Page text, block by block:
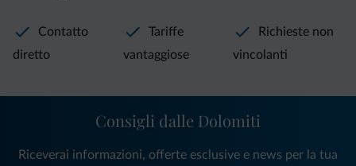
Contatto
diretto
Tariffe
vantaggiose
Richieste non
vincolanti
Consigli dalle Dolomiti
Riceverai informazioni, offerte esclusive e news per la tua